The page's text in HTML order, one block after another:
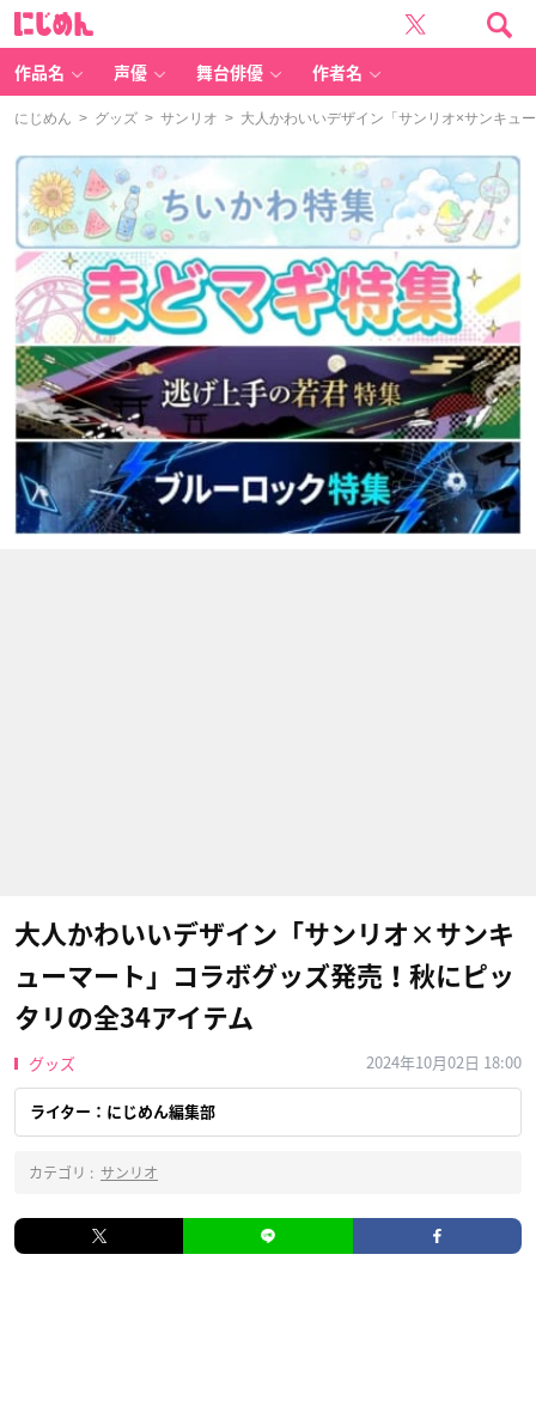
作品名 声優 舞台俳優 作者名
にじめん > グッズ > サンリオ > 大人かわいいデザイン「サンリオ×サンキュ
大人かわいいデザイン「サンリオ×サンキ
ューマート」コラボグッズ発売！秋にピッ
タリの全34アイテム
グッズ 2024年10月02日 18:00
ライター：にじめん編集部
カテゴリ : サンリオ